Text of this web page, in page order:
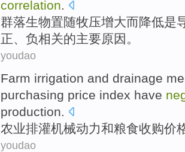
correlation.
群落生物置随牧压增大而降低是
正、 负相关的主要原因 。
youdao
Farm irrigation and drainage
purchasing price index have
production.
农业排灌机械动力和粮食收购价
youdao